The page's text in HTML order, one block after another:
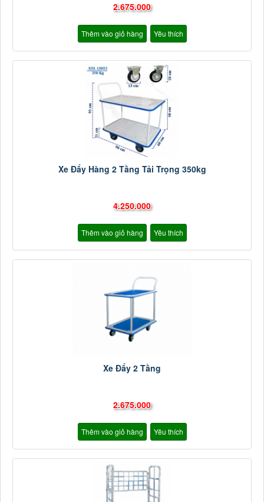
2.675.000
Thêm vào giỏ hàng Yêu thích
Xe Đẩy Hàng 2 Tầng Tải Trọng 350kg
4.250.000
Thêm vào giỏ hàng Yêu thích
Xe Đẩy 2 Tầng
2.675.000
Thêm vào giỏ hàng Yêu thích